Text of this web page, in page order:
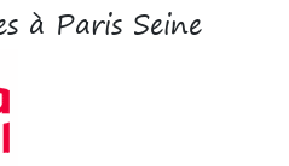
à Paris Seine